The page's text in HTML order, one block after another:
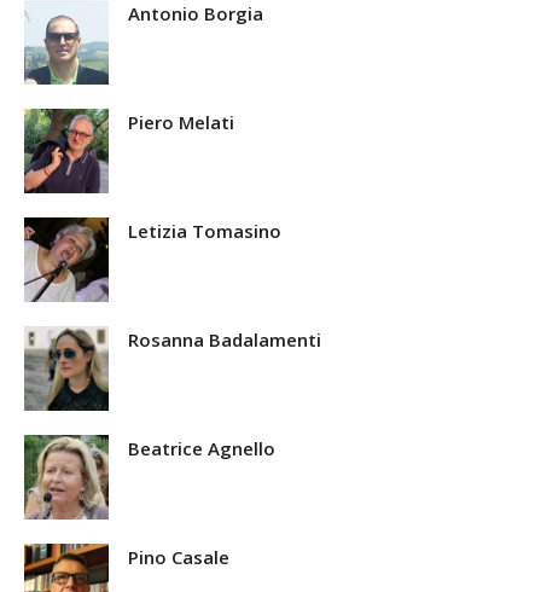
Antonio Borgia
Piero Melati
Letizia Tomasino
Rosanna Badalamenti
Beatrice Agnello
Pino Casale